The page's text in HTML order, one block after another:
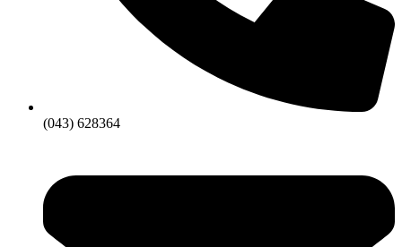
(043) 628364